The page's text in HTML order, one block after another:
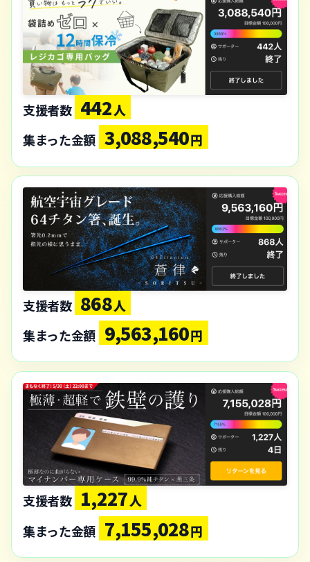
支援者数 442人
集まった金額 3,088,540円
支援者数 868人
集まった金額 9,563,160円
支援者数 1,227人
集まった金額 7,155,028円